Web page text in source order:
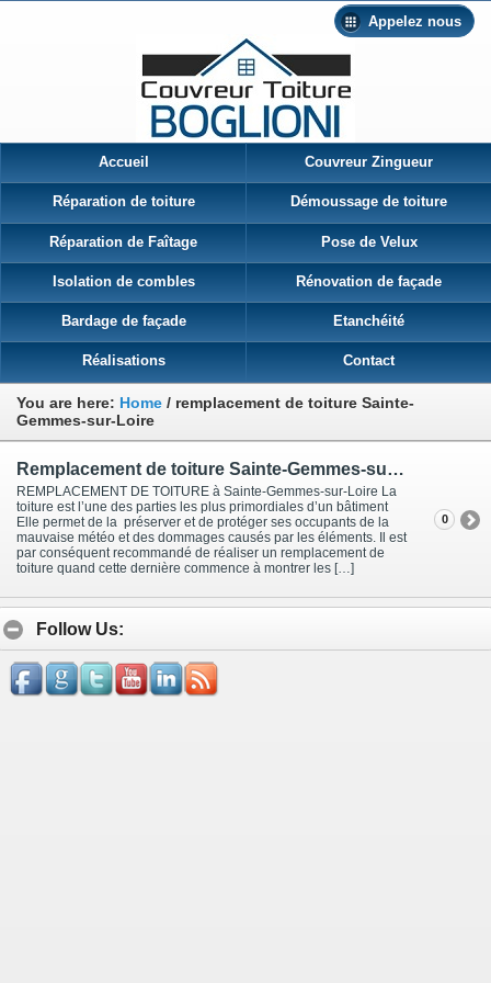
Appelez nous
Accueil Couvreur Zingueur
Réparation de toiture Démoussage de toiture
Réparation de Faîtage Pose de Velux
Isolation de combles Rénovation de façade
Bardage de façade Etanchéité
Réalisations Contact
You are here: Home / remplacement de toiture Sainte-
Gemmes-sur-Loire
Remplacement de toiture Sainte-Gemmes-sur-Loire
REMPLACEMENT DE TOITURE à Sainte-Gemmes-sur-Loire La
toiture est l’une des parties les plus primordiales d’un bâtiment
Elle permet de la préserver et de protéger ses occupants de la
mauvaise météo et des dommages causés par les éléments. Il est
par conséquent recommandé de réaliser un remplacement de
toiture quand cette dernière commence à montrer les […]
0
Follow Us: